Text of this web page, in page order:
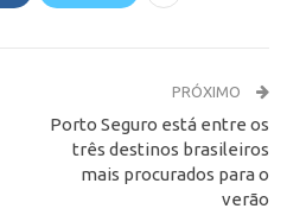
PRÓXIMO
Porto Seguro está entre os
três destinos brasileiros
mais procurados para o
verão